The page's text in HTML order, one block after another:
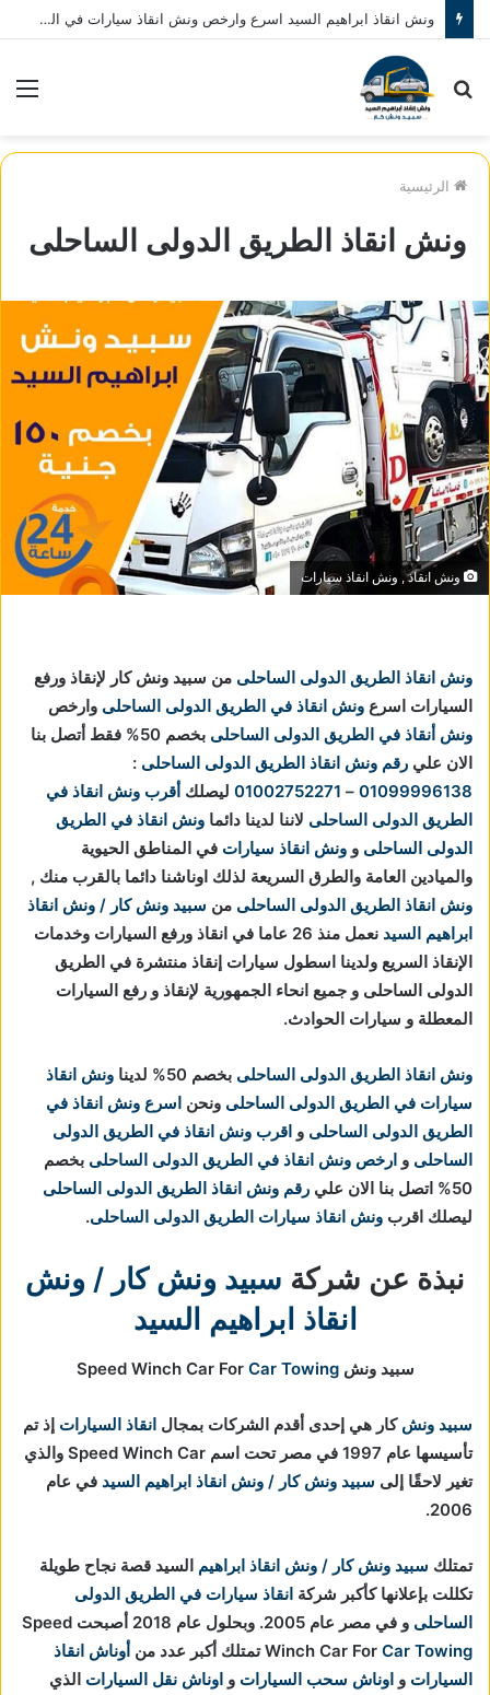
ونش انقاذ ابراهيم السيد اسرع وارخص ونش انقاذ سيارات في المنصورة نصلك في خلال 10 دقائق بحد اقصي اتصل بنا الان 01080793999
بحث
الرئيسية
ونش انقاذ الطريق الدولى الساحلى
ونش انقاذ , ونش انقاذ سيارات
ونش انقاذ الطريق الدولى الساحلى من سبيد ونش كار لإنقاذ ورفع
السيارات اسرع ونش انقاذ في الطريق الدولى الساحلى وارخص
ونش أنقاذ في الطريق الدولى الساحلى
بخصم 50% فقط أتصل بنا
الان علي رقم ونش انقاذ الطريق الدولى الساحلى :
01099996138
–
01002752271 ليصلك أقرب ونش انقاذ في
الطريق الدولى الساحلى لاننا لدينا دائما ونش انقاذ في الطريق
الدولى الساحلى و ونش انقاذ سيارات في المناطق الحيوية
والميادين العامة والطرق السريعة لذلك اوناشنا دائما بالقرب منك ,
ونش انقاذ الطريق الدولى الساحلى من سبيد ونش كار / ونش انقاذ
ابراهيم السيد
نعمل منذ 26 عاما في انقاذ ورفع السيارات وخدمات
الإنقاذ السريع ولدينا اسطول سيارات إنقاذ منتشرة في الطريق
الدولى الساحلى و جميع انحاء الجمهورية لإنقاذ و رفع السيارات
المعطلة و سيارات الحوادث.
ونش انقاذ الطريق الدولى الساحلى بخصم 50% لدينا
ونش انقاذ
سيارات في الطريق الدولى الساحلى ونحن اسرع ونش انقاذ في
الطريق الدولى الساحلى و اقرب ونش انقاذ في الطريق الدولى
الساحلى و ارخص ونش انقاذ في الطريق الدولى الساحلى بخصم
50% اتصل بنا الان علي
رقم ونش انقاذ الطريق الدولى الساحلى
ليصلك اقرب ونش انقاذ سيارات الطريق الدولى الساحلى.
نبذة عن شركة سبيد ونش كار / ونش
انقاذ ابراهيم السيد
سبيد ونش Speed Winch Car ForCar Towing
سبيد ونش كار هي إحدى أقدم الشركات بمجال انقاذ السيارات إذ تم
تأسيسها عام 1997 في مصر تحت اسم Speed Winch Car والذي
تغير لاحقًا إلى سبيد ونش كار / ونش انقاذ ابراهيم السيد في عام
2006.
تمتلك سبيد ونش كار / ونش انقاذ ابراهيم السيد قصة نجاح طويلة
تكللت بإعلانها كأكبر شركة انقاذ سيارات في الطريق الدولى
الساحلى
و في مصر عام 2005. وبحلول عام 2018 أصبحت Speed
Winch Car For Car Towing تمتلك أكبر عدد من أوناش انقاذ
السيارات و اوناش سحب السيارات و اوناش نقل السيارات الذي